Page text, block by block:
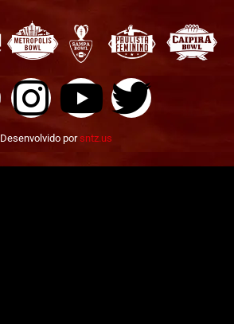
Desenvolvido porsntz.us